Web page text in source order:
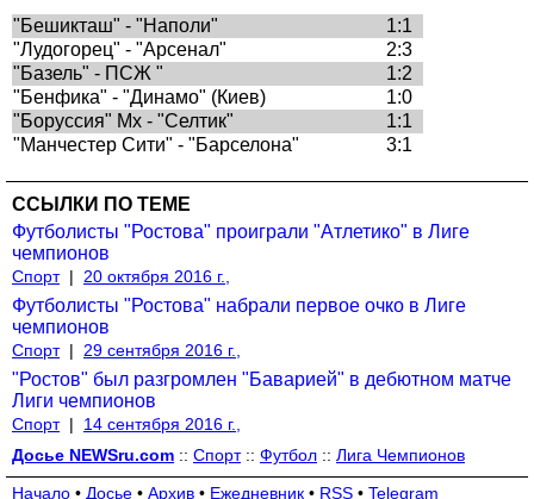
"Бешикташ" - "Наполи"
1:1
"Лудогорец" - "Арсенал"
2:3
"Базель" - ПСЖ "
1:2
"Бенфика" - "Динамо" (Киев)
1:0
"Боруссия" Мх - "Селтик"
1:1
"Манчестер Сити" - "Барселона"
3:1
ССЫЛКИ ПО ТЕМЕ
Футболисты "Ростова" проиграли "Атлетико" в Лиге
чемпионов
Спорт | 20 октября 2016 г.,
Футболисты "Ростова" набрали первое очко в Лиге
чемпионов
Спорт | 29 сентября 2016 г.,
"Ростов" был разгромлен "Баварией" в дебютном матче
Лиги чемпионов
Спорт |
14 сентября 2016 г.,
Досье NEWSru.com :: Спорт:: Футбол :: Лига Чемпионов
Начало • Досье • Архив • Ежедневник • RSS • Telegram